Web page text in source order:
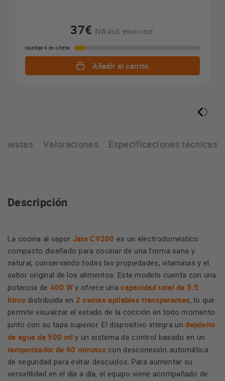
37€ IVA incl. envío incl.
Quedan 9 en oferta
Añadir al carrito
Valoraciones Especificaciones técnicas
Descripción
La cocina al vapor Jata CV200 es un electrodoméstico
compacto diseñado para cocinar de una forma sana y
natural, conservando todas las propiedades, vitaminas y el
sabor original de los alimentos. Este modelo cuenta con una
potencia de 400 W y ofrece unacapacidad total de 3.5
litros distribuida en 2 cestas apilables transparentes, lo que
permite visualizar el estado de la cocción en todo momento
junto con su tapa superior. El dispositivo integra undepósito
de agua de 500 ml y un sistema de control basado en un
temporizador de 60 minutos con desconexión automática
de seguridad para evitar descuidos. Para aumentar su
versatilidad en el día a día, el equipo viene acompañado de